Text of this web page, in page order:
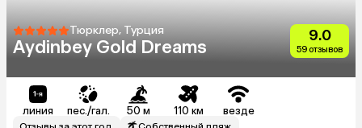
Тюрклер, Турция
Aydinbey Gold Dreams
9.0
59 отзывов
линия пес./гал. 50 м 110 км везде